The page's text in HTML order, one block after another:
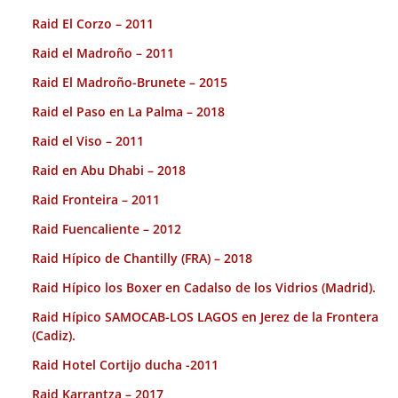
Raid El Corzo – 2011
Raid el Madroño – 2011
Raid El Madroño-Brunete – 2015
Raid el Paso en La Palma – 2018
Raid el Viso – 2011
Raid en Abu Dhabi – 2018
Raid Fronteira – 2011
Raid Fuencaliente – 2012
Raid Hípico de Chantilly (FRA) – 2018
Raid Hípico los Boxer en Cadalso de los Vidrios (Madrid).
Raid Hípico SAMOCAB-LOS LAGOS en Jerez de la Frontera
(Cadiz).
Raid Hotel Cortijo ducha -2011
Raid Karrantza – 2017